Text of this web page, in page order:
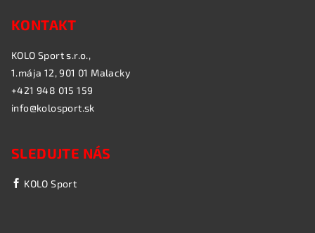
KONTAKT
KOLO Sport s.r.o.,
1.mája 12, 901 01 Malacky
+421 948 015 159
info@kolosport.sk
SLEDUJTE NÁS
KOLO Sport